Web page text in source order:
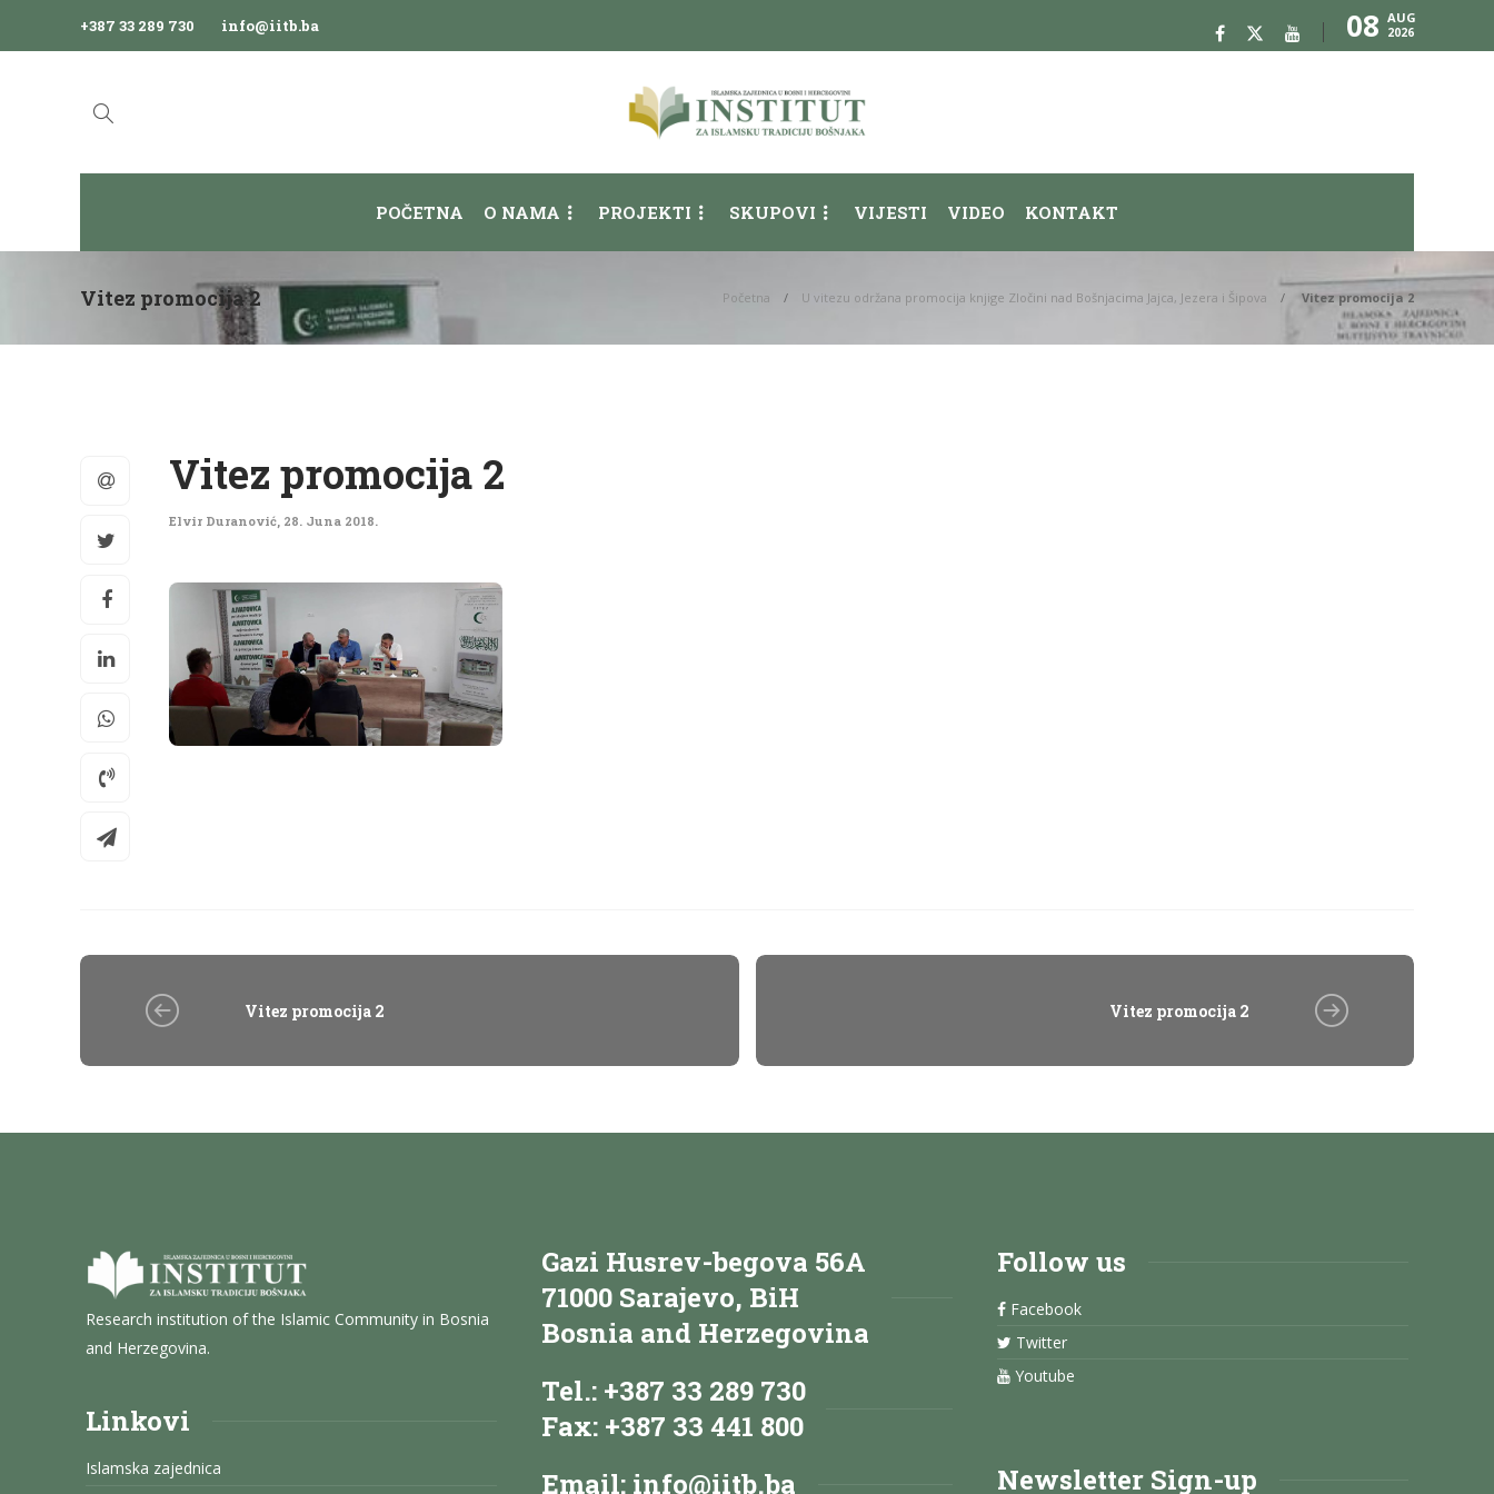
+387 33 289 730 info@iitb.ba 08 AUG
2026
POČETNA O NAMA PROJEKTI SKUPOVI VIJESTI VIDEO KONTAKT
Vitez promocija 2 Početna U vitezu održana promocija knjige Zločini nad Bošnjacima Jajca, Jezera i Šipova Vitez promocija 2
Vitez promocija 2
Elvir Duranović, 28. Juna 2018.
Vitez promocija 2 Vitez promocija 2
Research institution of the Islamic Community in Bosnia
and Herzegovina.
Linkovi
Islamska zajednica
Gazi Husrev-begova 56A
71000 Sarajevo, BiH
Bosnia and Herzegovina
Tel.: +387 33 289 730
Fax: +387 33 441 800
Email: info@iitb.ba
Follow us
Facebook
Twitter
Youtube
Newsletter Sign-up